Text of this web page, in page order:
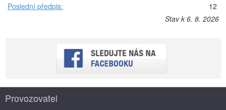
Poslední předpis:
12
Stav k 6. 8. 2026
Provozovatel